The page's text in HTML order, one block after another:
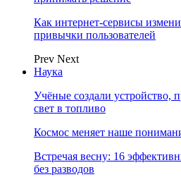
Как интернет-сервисы
привычки пользователей
Prev Next
Наука
Учёные создали устройство,
свет в топливо
Космос меняет наше
Встречая весну: 16
без разводов